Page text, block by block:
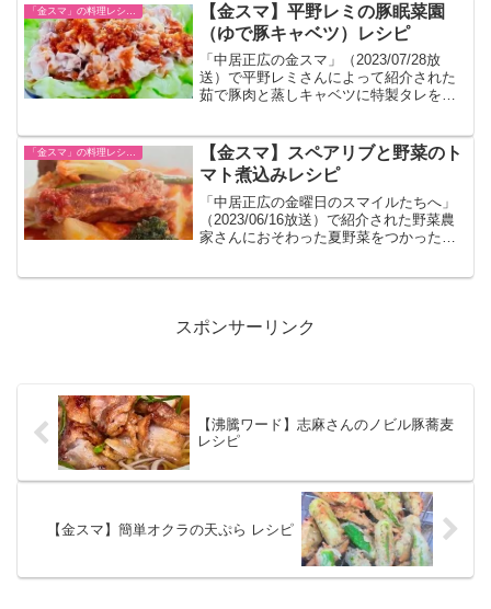
【金スマ】平野レミの豚眠菜園
（ゆで豚キャベツ）レシピ
「中居正広の金スマ」（2023/07/28放
送）で平野レミさんによって紹介された
茹で豚肉と蒸しキャベツに特製タレをか
「金スマ」の料理レシピまとめ
【金スマ】スペアリブと野菜のト
マト煮込みレシピ
「中居正広の金曜日のスマイルたちへ」
（2023/06/16放送）で紹介された野菜農
家さんにおそわった夏野菜をつかった料
スポンサーリンク
【沸騰ワード】志麻さんのノビル豚蕎麦
レシピ
【金スマ】簡単オクラの天ぷら レシピ